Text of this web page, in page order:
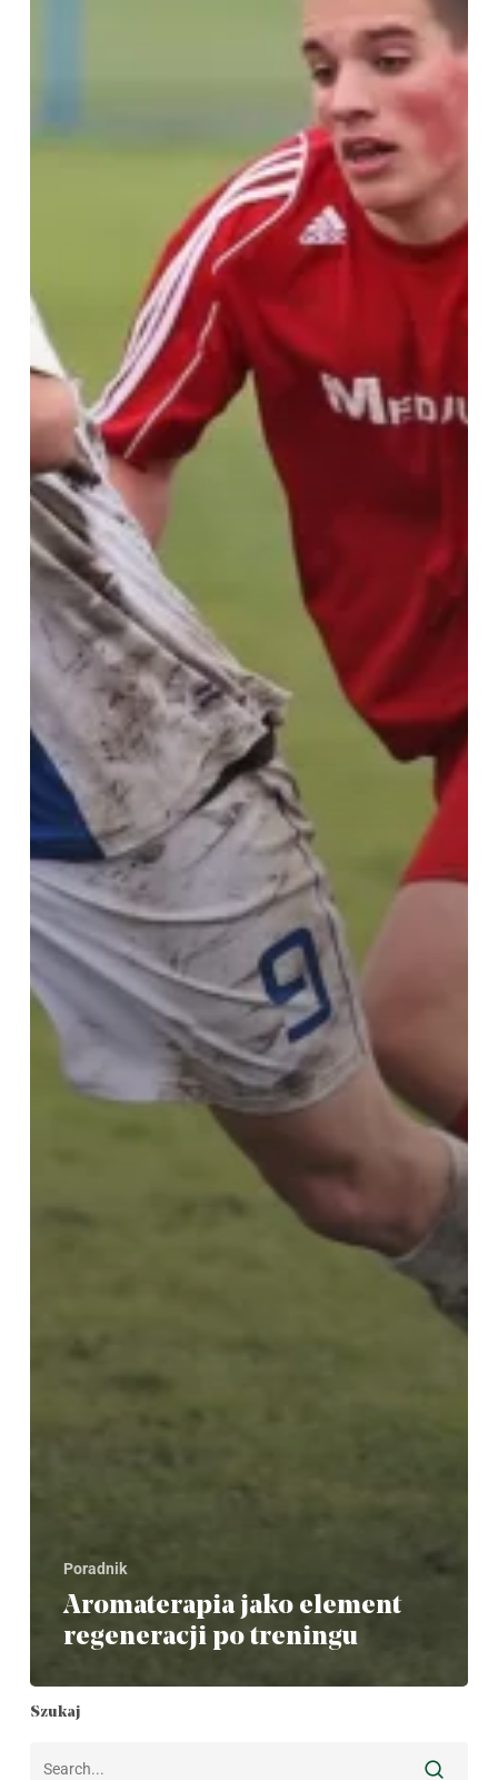
Poradnik
Aromaterapia jako element
regeneracji po treningu
Szukaj